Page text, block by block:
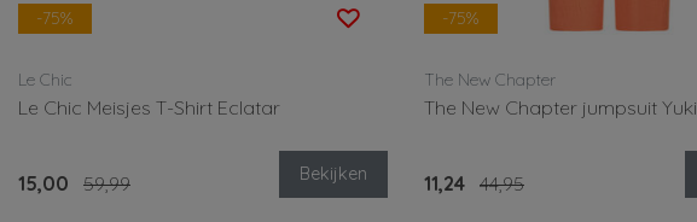
-75%
Le Chic
Le Chic Meisjes T-Shirt Eclatar
15,00 59,99 Bekijken
-75%
The New Chapter
The New Chapter jumpsuit Yuki
11,24 44,95